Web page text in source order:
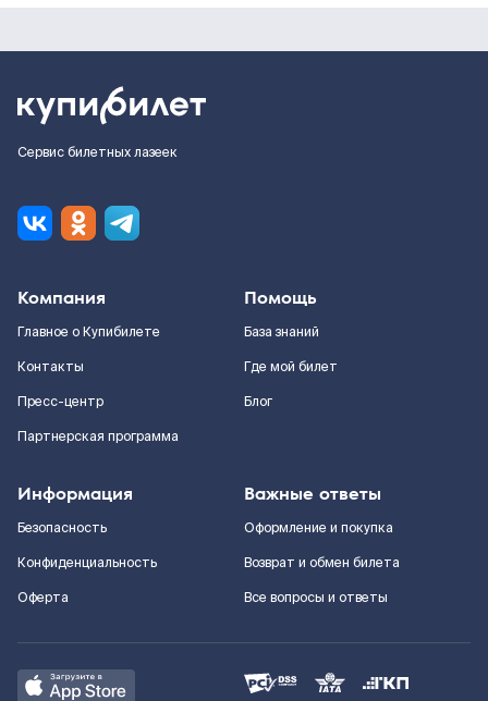
Сервис билетных лазеек
Компания
Главное о Купибилете
Контакты
Пресс-центр
Партнерская программа
Помощь
База знаний
Где мой билет
Блог
Информация
Безопасность
Конфиденциальность
Оферта
Важные ответы
Оформление и покупка
Возврат и обмен билета
Все вопросы и ответы